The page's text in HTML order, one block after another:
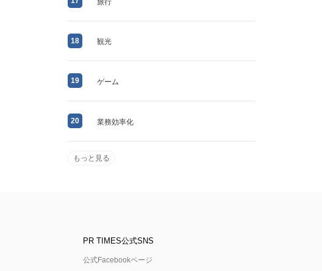
18 観光
19 ゲーム
20 業務効率化
もっと見る
PR TIMES公式SNS
公式Facebookページ